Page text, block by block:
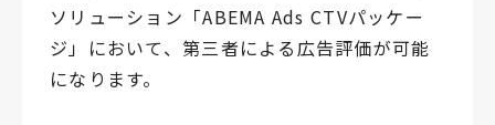
ソリューション「ABEMA Ads CTVパッケー
ジ」において、第三者による広告評価が可能
になります。